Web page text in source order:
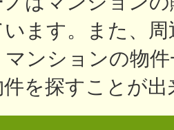
ます。また、
ンションの物
を探すことが出